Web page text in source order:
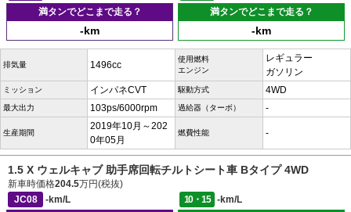
満タンでどこまで走る？
-km
満タンでどこまで走る？
-km
排気量 1496cc
使用燃料
エンジン
レギュラー
ガソリン
ミッション インパネCVT 駆動方式 4WD
最大出力 103ps/6000rpm 過給器（ターボ） -
生産期間
2019年10月～202
0年05月
燃費性能 -
1.5 X ウェルキャブ 助手席回転チルトシート車 Bタイプ 4WD
新車時価格204.5万円(税抜)
JC08
-km/L 10・15
-km/L